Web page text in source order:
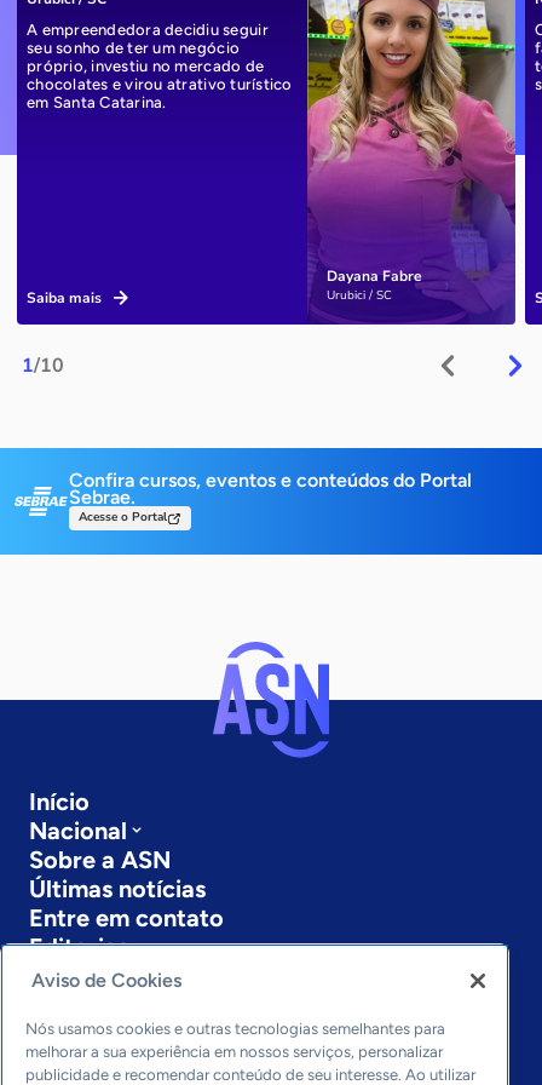
1/10
Dayana Fabre
Urubici / SC
A empreendedora decidiu seguir
seu sonho de ter um negócio
próprio, investiu no mercado de
chocolates e virou atrativo turístico
em Santa Catarina.
Saiba mais
Confira cursos, eventos e conteúdos do Portal
Sebrae.
Acesse o Portal
Início
Nacional
Sobre a ASN
Últimas notícias
Entre em contato
Editorias
Economia & Política
Inovação & Tecnologia
Cultura empreendedora
Aviso de Cookies
Nós usamos cookies e outras tecnologias semelhantes para
melhorar a sua experiência em nossos serviços, personalizar
publicidade e recomendar conteúdo de seu interesse. Ao utilizar